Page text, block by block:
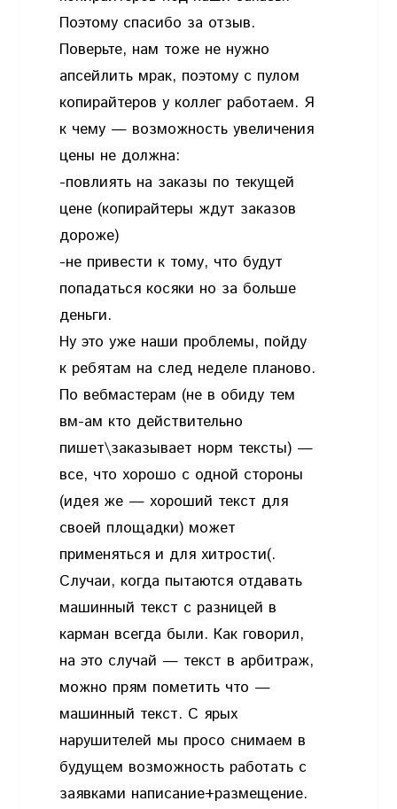
Поэтому спасибо за отзыв.
Поверьте, нам тоже не нужно
апсейлить мрак, поэтому с пулом
копирайтеров у коллег работаем. Я
к чему — возможность увеличения
цены не должна:
-повлиять на заказы по текущей
цене (копирайтеры ждут заказов
дороже)
-не привести к тому, что будут
попадаться косяки но за больше
деньги.
Ну это уже наши проблемы, пойду
к ребятам на след неделе планово.
По вебмастерам (не в обиду тем
вм-ам кто действительно
пишет\заказывает норм тексты) —
все, что хорошо с одной стороны
(идея же — хороший текст для
своей площадки) может
применяться и для хитрости(.
Случаи, когда пытаются отдавать
машинный текст с разницей в
карман всегда были. Как говорил,
на это случай — текст в арбитраж,
можно прям пометить что —
машинный текст. С ярых
нарушителей мы просо снимаем в
будущем возможность работать с
заявками написание+размещение.